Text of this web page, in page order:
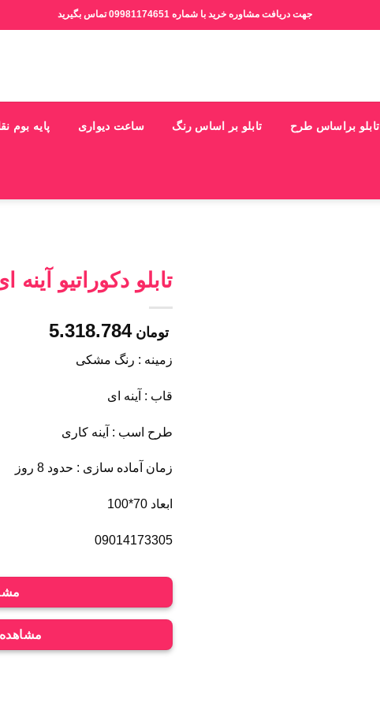
جهت دریافت مشاوره خرید با شماره 09981174651 تماس بگیرید
تابلو براساس طرح تابلو بر اساس رنگ ساعت دیواری پایه بوم
تابلو دکوراتیو آینه
تومان 5.318.784
زمینه : رنگ مشکی
قاب : آینه ای
طرح اسب : آینه کاری
زمان آماده سازی : حدود 8 روز
ابعاد 70*100
09014173305
مشاهده 300 طرح دیگر سلین گالری